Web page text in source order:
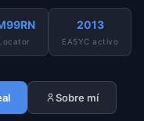
2013
EA5YC activo
Sobre mí